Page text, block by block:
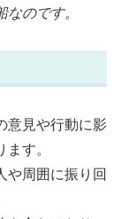
のです。
意見や行動に影
す。
や周囲に振り回